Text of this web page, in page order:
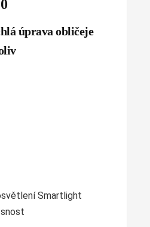
úprava obličeje
Smartlight